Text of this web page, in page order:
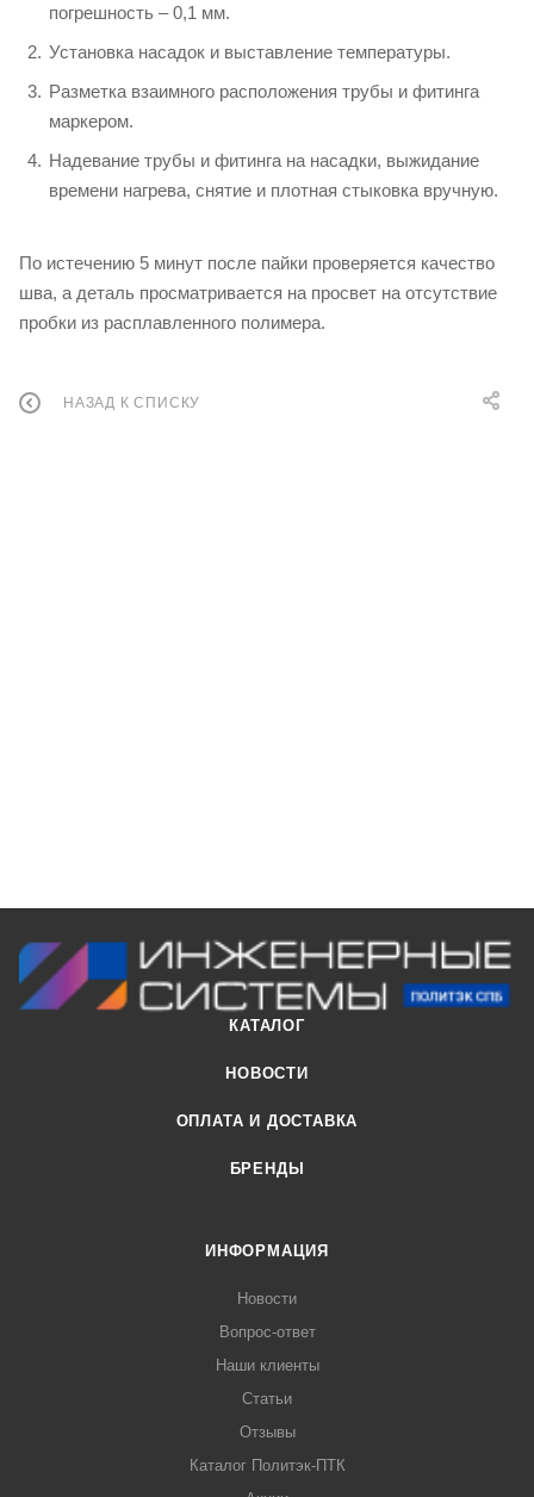
погрешность – 0,1 мм.
Установка насадок и выставление температуры.
Разметка взаимного расположения трубы и фитинга
маркером.
Надевание трубы и фитинга на насадки, выжидание
времени нагрева, снятие и плотная стыковка вручную.
По истечению 5 минут после пайки проверяется качество
шва, а деталь просматривается на просвет на отсутствие
пробки из расплавленного полимера.
НАЗАД К СПИСКУ
КАТАЛОГ
НОВОСТИ
ОПЛАТА И ДОСТАВКА
БРЕНДЫ
ИНФОРМАЦИЯ
Новости
Вопрос-ответ
Наши клиенты
Статьи
Отзывы
Каталог Политэк-ПТК